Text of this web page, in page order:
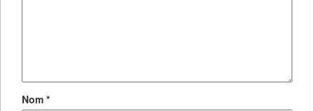
Nom *